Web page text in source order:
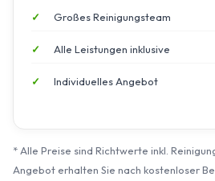
Großes Reinigungsteam
Alle Leistungen inklusive
Individuelles Angebot
* Alle Preise sind Richtwerte inkl.
Angebot erhalten Sie nach kostenloser